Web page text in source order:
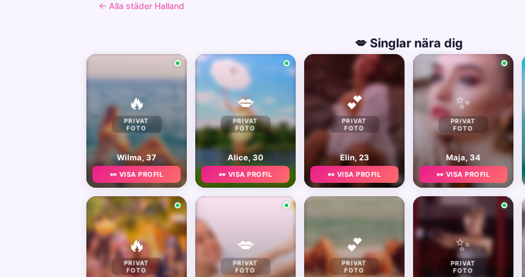
← Alla städer Halland
💋 Singlar nära dig
🔥
PRIVAT
FOTO
Wilma, 37
👀 VISA PROFIL
💋
PRIVAT
FOTO
Alice, 30
👀 VISA PROFIL
💕
PRIVAT
FOTO
Elin, 23
👀 VISA PROFIL
✨
PRIVAT
FOTO
Maja, 34
👀 VISA PROFIL
🔥
PRIVAT
FOTO
💋
PRIVAT
FOTO
💕
PRIVAT
FOTO
✨
PRIVAT
FOTO